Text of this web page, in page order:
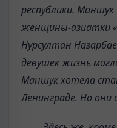
республики.
женщины-азиатки
Нурсултан
девушек жизнь
Маншук хотела
Ленинграде. Но они